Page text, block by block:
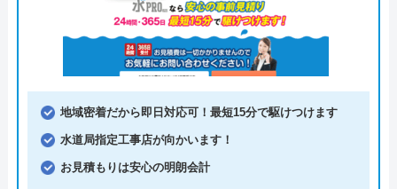
地域密着だから即日対応可！最短15分で駆けつけます
水道局指定工事店が向かいます！
お見積もりは安心の明朗会計